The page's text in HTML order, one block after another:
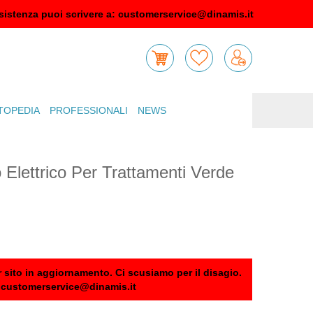
puoi scrivere a: customerservice@dinamis.it
PROFESSIONALI NEWS
Per Trattamenti Verde
in aggiornamento. Ci scusiamo per il disagio.
customerservice@dinamis.it